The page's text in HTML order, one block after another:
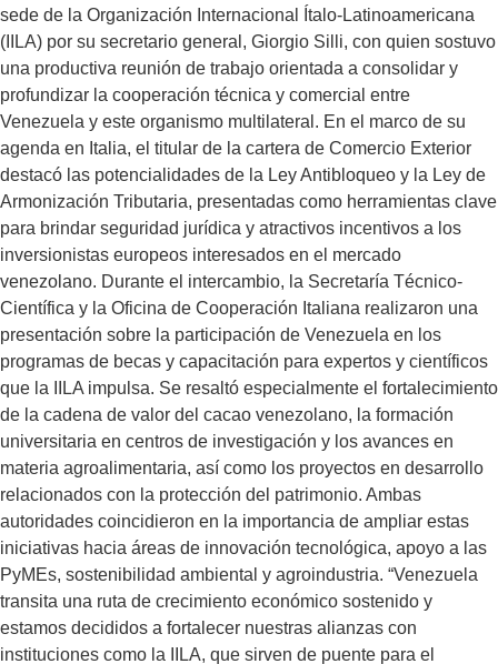
sede de la Organización Internacional Ítalo-Latinoamericana
(IILA) por su secretario general, Giorgio Silli, con quien sostuvo
una productiva reunión de trabajo orientada a consolidar y
profundizar la cooperación técnica y comercial entre
Venezuela y este organismo multilateral. En el marco de su
agenda en Italia, el titular de la cartera de Comercio Exterior
destacó las potencialidades de la Ley Antibloqueo y la Ley de
Armonización Tributaria, presentadas como herramientas clave
para brindar seguridad jurídica y atractivos incentivos a los
inversionistas europeos interesados en el mercado
venezolano. Durante el intercambio, la Secretaría Técnico-
Científica y la Oficina de Cooperación Italiana realizaron una
presentación sobre la participación de Venezuela en los
programas de becas y capacitación para expertos y científicos
que la IILA impulsa. Se resaltó especialmente el fortalecimiento
de la cadena de valor del cacao venezolano, la formación
universitaria en centros de investigación y los avances en
materia agroalimentaria, así como los proyectos en desarrollo
relacionados con la protección del patrimonio. Ambas
autoridades coincidieron en la importancia de ampliar estas
iniciativas hacia áreas de innovación tecnológica, apoyo a las
PyMEs, sostenibilidad ambiental y agroindustria. “Venezuela
transita una ruta de crecimiento económico sostenido y
estamos decididos a fortalecer nuestras alianzas con
instituciones como la IILA, que sirven de puente para el